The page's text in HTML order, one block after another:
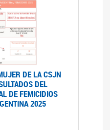
DE LA CSJN
DEL
DE FEMICIDIOS
2025